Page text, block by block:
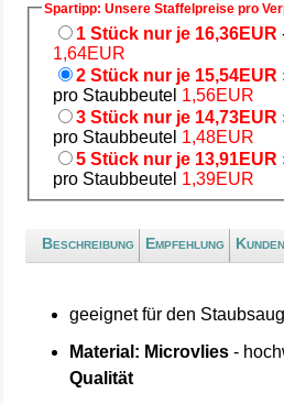
Spartipp: Unsere Staffelpreise pro
1 Stück nur je 16,36EUR
1,64EUR
2 Stück nur je 15,54EUR
pro Staubbeutel 1,56EUR
3 Stück nur je 14,73EUR
pro Staubbeutel 1,48EUR
5 Stück nur je 13,91EUR
pro Staubbeutel 1,39EUR
Beschreibung Empfehlung
geeignet für den
Material: Microvlies -
Qualität